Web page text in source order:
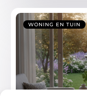
WONING EN TUIN